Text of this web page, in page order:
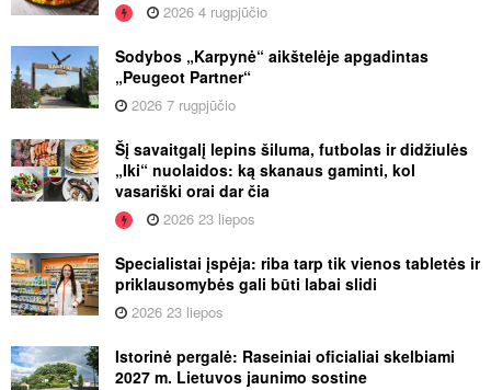
2026 4 rugpjūčio
Sodybos „Karpynė“ aikštelėje apgadintas
„Peugeot Partner“
2026 7 rugpjūčio
Šį savaitgalį lepins šiluma, futbolas ir didžiulės
„Iki“ nuolaidos: ką skanaus gaminti, kol
vasariški orai dar čia
2026 23 liepos
Specialistai įspėja: riba tarp tik vienos tabletės ir
priklausomybės gali būti labai slidi
2026 23 liepos
Istorinė pergalė: Raseiniai oficialiai skelbiami
2027 m. Lietuvos jaunimo sostine